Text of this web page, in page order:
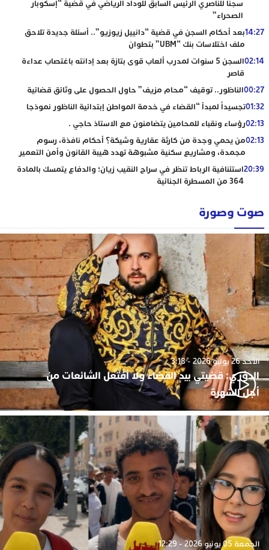
سجنا للناصري الرئيس السابق للوداد الرياضي في قضية “إسكوبار
الصحراء”
14:27بعد أحكام السجن في قضية “دانييل زيوزيو”.. أسئلة جديدة تلاحق
ملف اختلاسات بنك “UBM” بتطوان
02:14
السجن 5 سنوات لمدرب ألعاب قوى بتازة بعد إدانته باغتصاب عداءة
قاصر
00:27الناظور.. توقيف “محام مزيف” حاول الحصول على وثائق قضائية
01:32تجسيداً لمبدأ “القضاء في خدمة المواطن إبتدائية الناظور نموذجا
02:13رؤساء ونقباء للمحامين يتضامنون مع الاستاذ حاجي .
02:13من يحمي وجدة من كارثة عقارية وشيكة؟ أحكام نافذة، رسوم
مجمدة، ومشاريع سكنية مشبوهة تهدد هيبة القانون وأمن التعمير
20:39استئنافية الرباط تنظر في سراح النقيب زيان؛ والدفاع يتمسك بالمادة
364 من المسطرة الجنائية
صوت وصورة
الأحد 26 يوليو 2026 - 3:18
الدوزي: قضيتي بيد القضاء ولا أفتعل الشائعات من
أجل الشهرة
الجمعة 05 يونيو 2026 - 12:29